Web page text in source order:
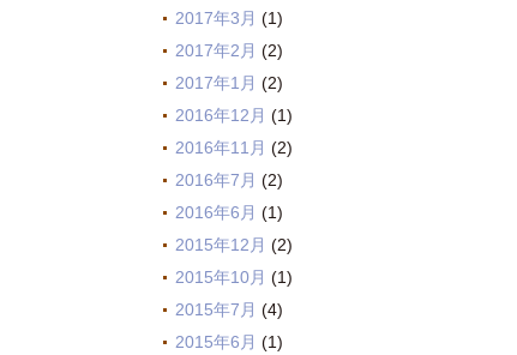
2017年3月 (1)
2017年2月 (2)
2017年1月 (2)
2016年12月 (1)
2016年11月 (2)
2016年7月 (2)
2016年6月 (1)
2015年12月 (2)
2015年10月 (1)
2015年7月 (4)
2015年6月 (1)